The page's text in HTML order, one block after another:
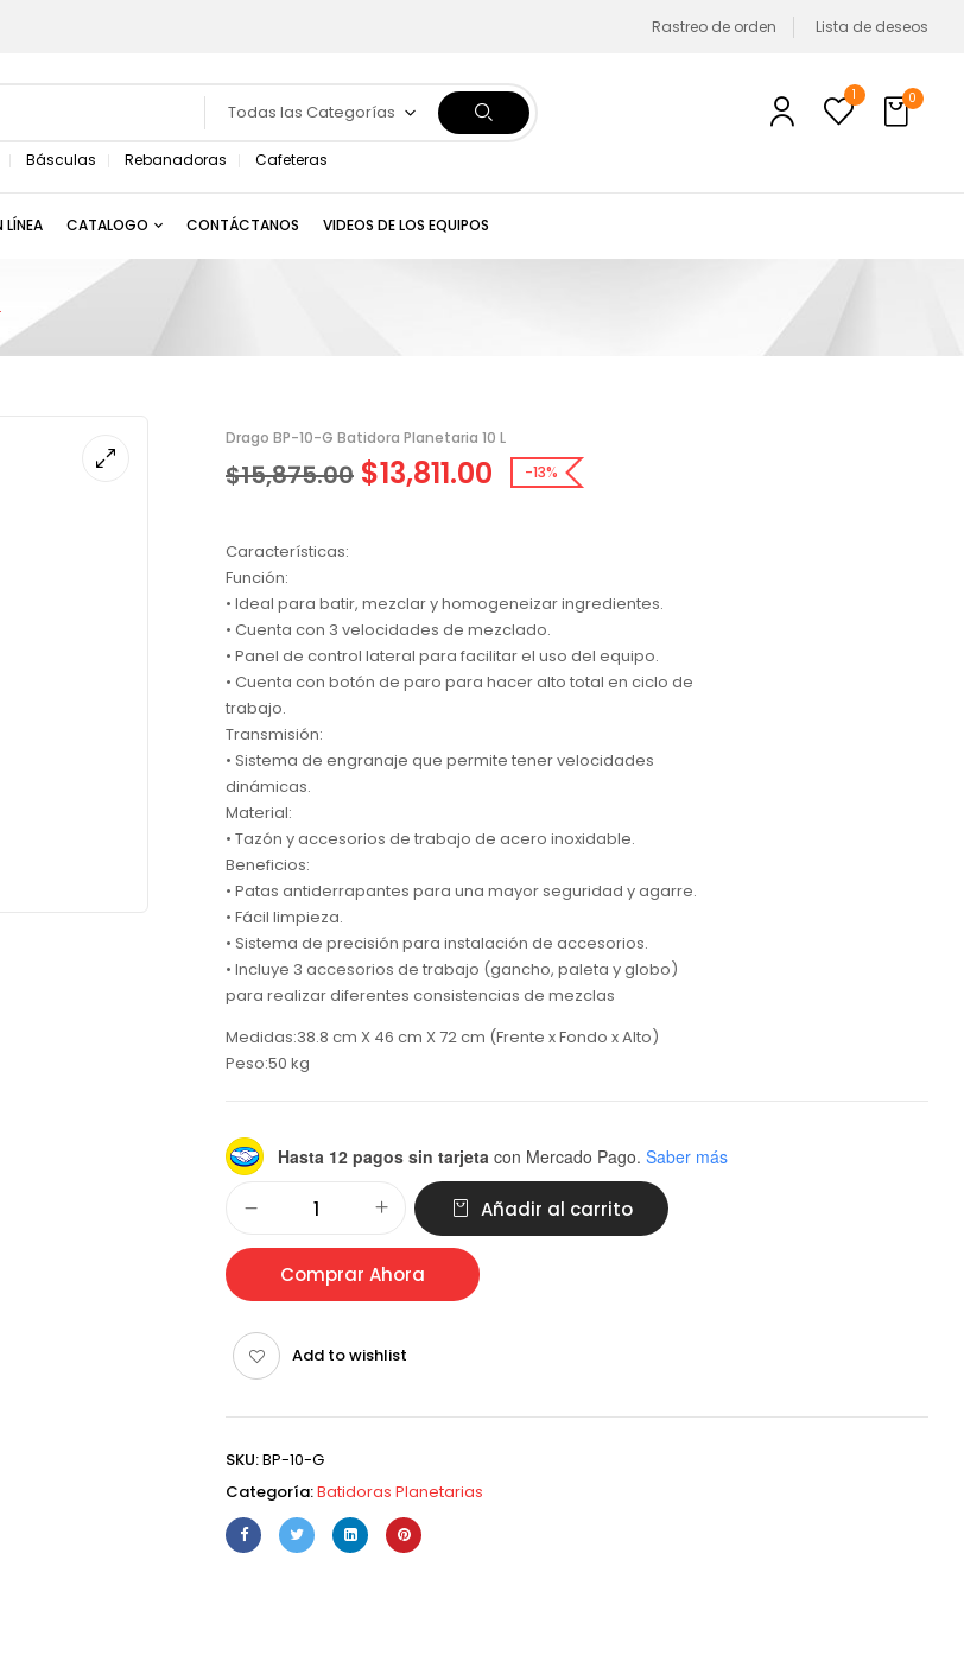
Rastreo de orden Lista de deseos
Todas las Categorías
Básculas Rebanadoras Cafeteras
1 0
LÍNEA CATALOGO CONTÁCTANOS VIDEOS DE LOS EQUIPOS
Drago BP-10-G Batidora Planetaria 10 L
$15,875.00 $13,811.00 -13%
Características:
Función:
• Ideal para batir, mezclar y homogeneizar ingredientes.
• Cuenta con 3 velocidades de mezclado.
• Panel de control lateral para facilitar el uso del equipo.
• Cuenta con botón de paro para hacer alto total en ciclo de
trabajo.
Transmisión:
• Sistema de engranaje que permite tener velocidades
dinámicas.
Material:
• Tazón y accesorios de trabajo de acero inoxidable.
Beneficios:
• Patas antiderrapantes para una mayor seguridad y agarre.
• Fácil limpieza.
• Sistema de precisión para instalación de accesorios.
• Incluye 3 accesorios de trabajo (gancho, paleta y globo)
para realizar diferentes consistencias de mezclas
Medidas:38.8 cm X 46 cm X 72 cm (Frente x Fondo x Alto)
Peso:50 kg
Hasta 12 pagos sin tarjeta con Mercado Pago. Saber más
Añadir al carrito
Comprar Ahora
Add to wishlist
SKU:BP-10-G
Categoría:Batidoras Planetarias